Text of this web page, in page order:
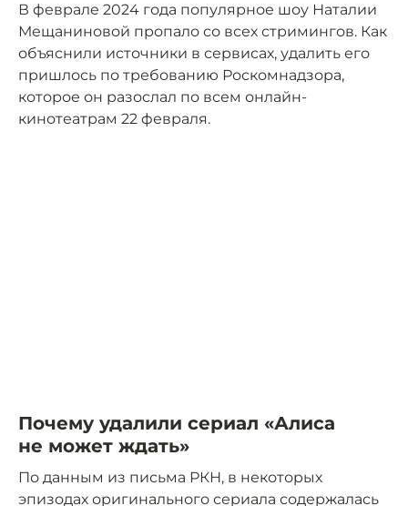
В феврале 2024 года популярное шоу Наталии
Мещаниновой пропало со всех стримингов. Как
объяснили источники в сервисах, удалить его
пришлось по требованию Роскомнадзора,
которое он разослал по всем онлайн-
кинотеатрам 22 февраля.
Почему удалили сериал «Алиса
не может ждать»
По данным из письма РКН, в некоторых
эпизодах оригинального сериала содержалась